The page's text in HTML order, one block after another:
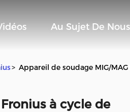
Au Sujet De Nous
> Appareil de soudage MIG/
à cycle de